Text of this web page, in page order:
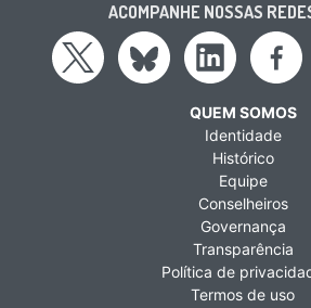
ACOMPANHE NOSSAS
QUEM SOMOS
Identidade
Histórico
Equipe
Conselheiros
Governança
Transparência
Política de
Termos de uso